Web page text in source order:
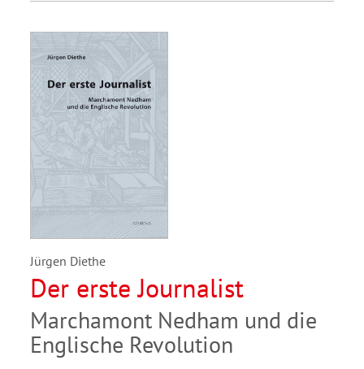
Jürgen Diethe
Der erste Journalist
Marchamont Nedham und die
Englische Revolution